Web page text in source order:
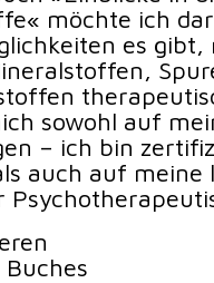
möchte ich
es
sowohl auf
– ich bin
auch auf meine